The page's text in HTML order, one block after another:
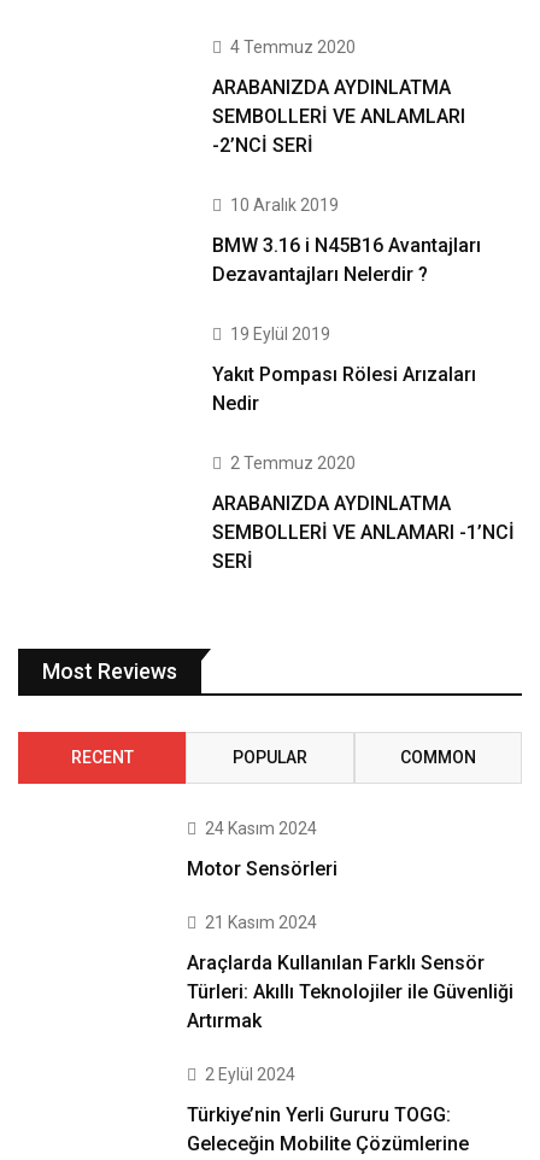
4 Temmuz 2020
ARABANIZDA AYDINLATMA
SEMBOLLERİ VE ANLAMLARI
-2’NCİ SERİ
10 Aralık 2019
BMW 3.16 i N45B16 Avantajları
Dezavantajları Nelerdir ?
19 Eylül 2019
Yakıt Pompası Rölesi Arızaları
Nedir
2 Temmuz 2020
ARABANIZDA AYDINLATMA
SEMBOLLERİ VE ANLAMARI -1’NCİ
SERİ
Most Reviews
RECENT POPULAR COMMON
24 Kasım 2024
Motor Sensörleri
21 Kasım 2024
Araçlarda Kullanılan Farklı Sensör
Türleri: Akıllı Teknolojiler ile Güvenliği
Artırmak
2 Eylül 2024
Türkiye’nin Yerli Gururu TOGG:
Geleceğin Mobilite Çözümlerine